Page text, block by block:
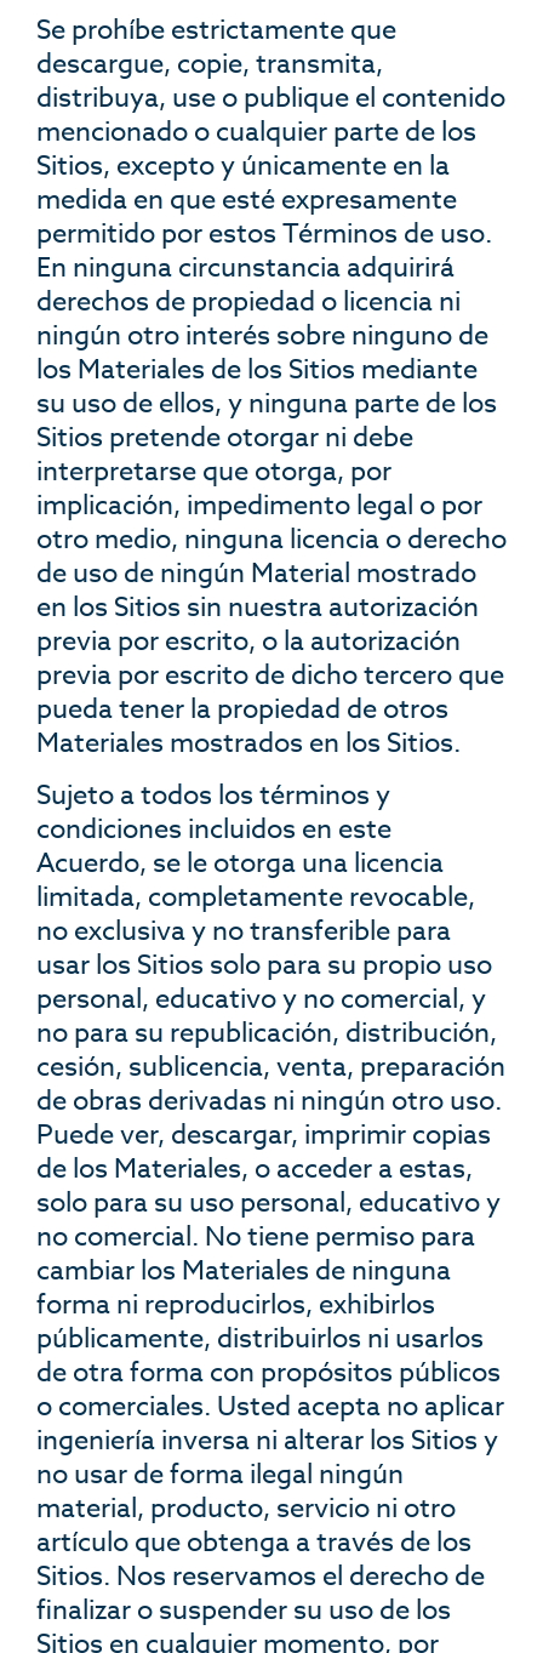
Se prohíbe estrictamente que
descargue, copie, transmita,
distribuya, use o publique el contenido
mencionado o cualquier parte de los
Sitios, excepto y únicamente en la
medida en que esté expresamente
permitido por estos Términos de uso.
En ninguna circunstancia adquirirá
derechos de propiedad o licencia ni
ningún otro interés sobre ninguno de
los Materiales de los Sitios mediante
su uso de ellos, y ninguna parte de los
Sitios pretende otorgar ni debe
interpretarse que otorga, por
implicación, impedimento legal o por
otro medio, ninguna licencia o derecho
de uso de ningún Material mostrado
en los Sitios sin nuestra autorización
previa por escrito, o la autorización
previa por escrito de dicho tercero que
pueda tener la propiedad de otros
Materiales mostrados en los Sitios.
Sujeto a todos los términos y
condiciones incluidos en este
Acuerdo, se le otorga una licencia
limitada, completamente revocable,
no exclusiva y no transferible para
usar los Sitios solo para su propio uso
personal, educativo y no comercial, y
no para su republicación, distribución,
cesión, sublicencia, venta, preparación
de obras derivadas ni ningún otro uso.
Puede ver, descargar, imprimir copias
de los Materiales, o acceder a estas,
solo para su uso personal, educativo y
no comercial. No tiene permiso para
cambiar los Materiales de ninguna
forma ni reproducirlos, exhibirlos
públicamente, distribuirlos ni usarlos
de otra forma con propósitos públicos
o comerciales. Usted acepta no aplicar
ingeniería inversa ni alterar los Sitios y
no usar de forma ilegal ningún
material, producto, servicio ni otro
artículo que obtenga a través de los
Sitios. Nos reservamos el derecho de
finalizar o suspender su uso de los
Sitios en cualquier momento, por